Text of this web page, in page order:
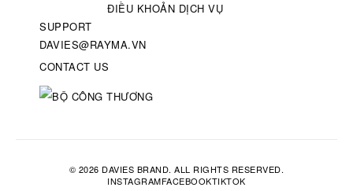
ĐIỀU KHOẢN DỊCH VỤ
SUPPORT
DAVIES@RAYMA.VN
CONTACT US
© 2026 DAVIES BRAND. ALL RIGHTS RESERVED.
INSTAGRAMFACEBOOKTIKTOK